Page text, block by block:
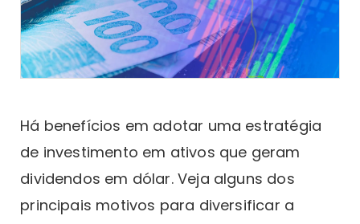
Há benefícios em adotar uma estratégia
de investimento em ativos que geram
dividendos em dólar. Veja alguns dos
principais motivos para diversificar a